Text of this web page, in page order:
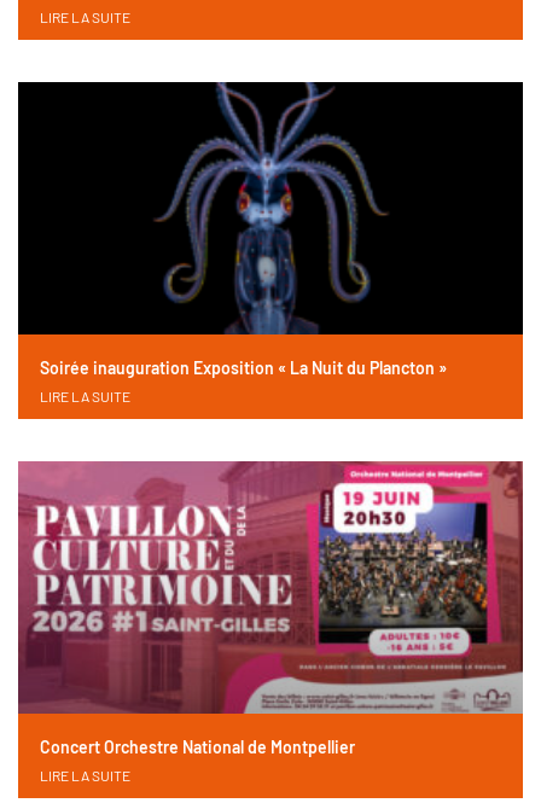
LIRE LA SUITE
Soirée inauguration Exposition « La Nuit du Plancton »
LIRE LA SUITE
Concert Orchestre National de Montpellier
LIRE LA SUITE